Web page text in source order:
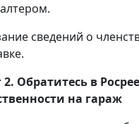
сведений о
Обратитесь в
на гараж